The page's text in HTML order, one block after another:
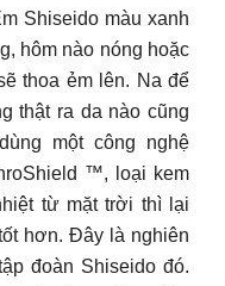
Shiseido màu xanh
hôm nào nóng hoặc
thoa ẻm lên. Na để
thật ra da nào cũng
một công nghệ
™, loại kem
từ mặt trời thì lại
hơn. Đây là nghiên
đoàn Shiseido đó.